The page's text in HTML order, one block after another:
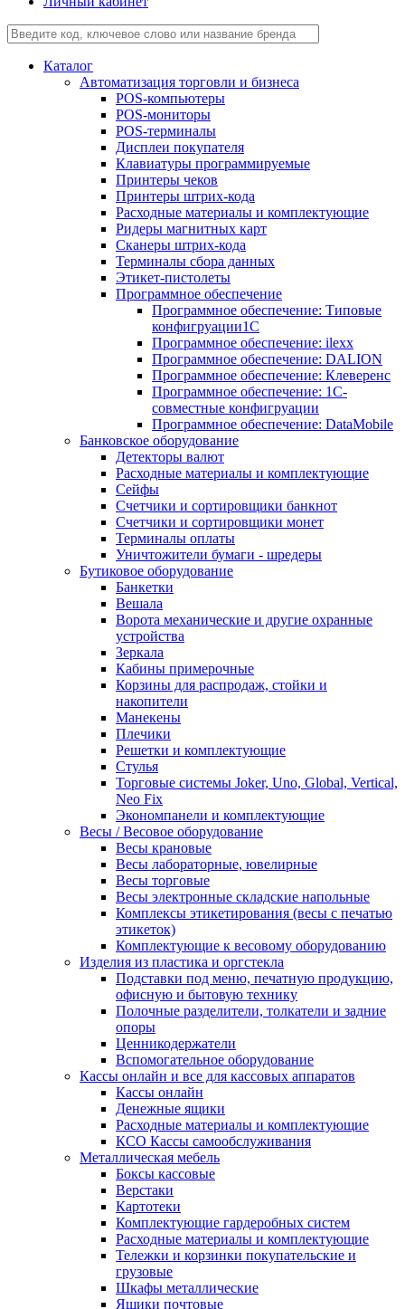
Каталог
Автоматизация торговли и бизнеса
POS-компьютеры
POS-мониторы
POS-терминалы
Дисплеи покупателя
Клавиатуры программируемые
Принтеры чеков
Принтеры штрих-кода
Расходные материалы и комплектующие
Ридеры магнитных карт
Сканеры штрих-кода
Терминалы сбора данных
Этикет-пистолеты
Программное обеспечение
Программное обеспечение: Типовые
конфигруации1С
Программное обеспечение: ilexx
Программное обеспечение: DALION
Программное обеспечение: Клеверенс
Программное обеспечение: 1С-
совместные конфигруации
Программное обеспечение: DataMobile
Банковское оборудование
Детекторы валют
Расходные материалы и комплектующие
Сейфы
Счетчики и сортировщики банкнот
Счетчики и сортировщики монет
Терминалы оплаты
Уничтожители бумаги - шредеры
Бутиковое оборудование
Банкетки
Вешала
Ворота механические и другие охранные
устройства
Зеркала
Кабины примерочные
Корзины для распродаж, стойки и
накопители
Манекены
Плечики
Решетки и комплектующие
Стулья
Торговые системы Joker, Uno, Global, Vertical,
Neo Fix
Экономпанели и комплектующие
Весы / Весовое оборудование
Весы крановые
Весы лабораторные, ювелирные
Весы торговые
Весы электронные складские напольные
Комплексы этикетирования (весы с печатью
этикеток)
Комплектующие к весовому оборудованию
Изделия из пластика и оргстекла
Подставки под меню, печатную продукцию,
офисную и бытовую технику
Полочные разделители, толкатели и задние
опоры
Ценникодержатели
Вспомогательное оборудование
Кассы онлайн и все для кассовых аппаратов
Кассы онлайн
Денежные ящики
Расходные материалы и комплектующие
КСО Кассы самообслуживания
Металлическая мебель
Боксы кассовые
Верстаки
Картотеки
Комплектующие гардеробных систем
Расходные материалы и комплектующие
Тележки и корзинки покупательские и
грузовые
Шкафы металлические
Ящики почтовые